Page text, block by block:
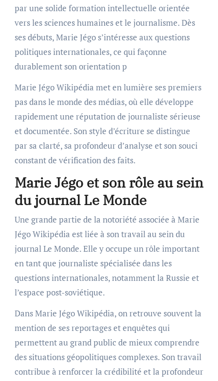
par une solide formation intellectuelle orientée
vers les sciences humaines et le journalisme. Dès
ses débuts, Marie Jégo s’intéresse aux questions
politiques internationales, ce qui façonne
durablement son orientation p
Marie Jégo Wikipédia met en lumière ses premiers
pas dans le monde des médias, où elle développe
rapidement une réputation de journaliste sérieuse
et documentée. Son style d’écriture se distingue
par sa clarté, sa profondeur d’analyse et son souci
constant de vérification des faits.
Marie Jégo et son rôle au sein
du journal Le Monde
Une grande partie de la notoriété associée à Marie
Jégo Wikipédia est liée à son travail au sein du
journal Le Monde. Elle y occupe un rôle important
en tant que journaliste spécialisée dans les
questions internationales, notamment la Russie et
l’espace post-soviétique.
Dans Marie Jégo Wikipédia, on retrouve souvent la
mention de ses reportages et enquêtes qui
permettent au grand public de mieux comprendre
des situations géopolitiques complexes. Son travail
contribue à renforcer la crédibilité et la profondeur